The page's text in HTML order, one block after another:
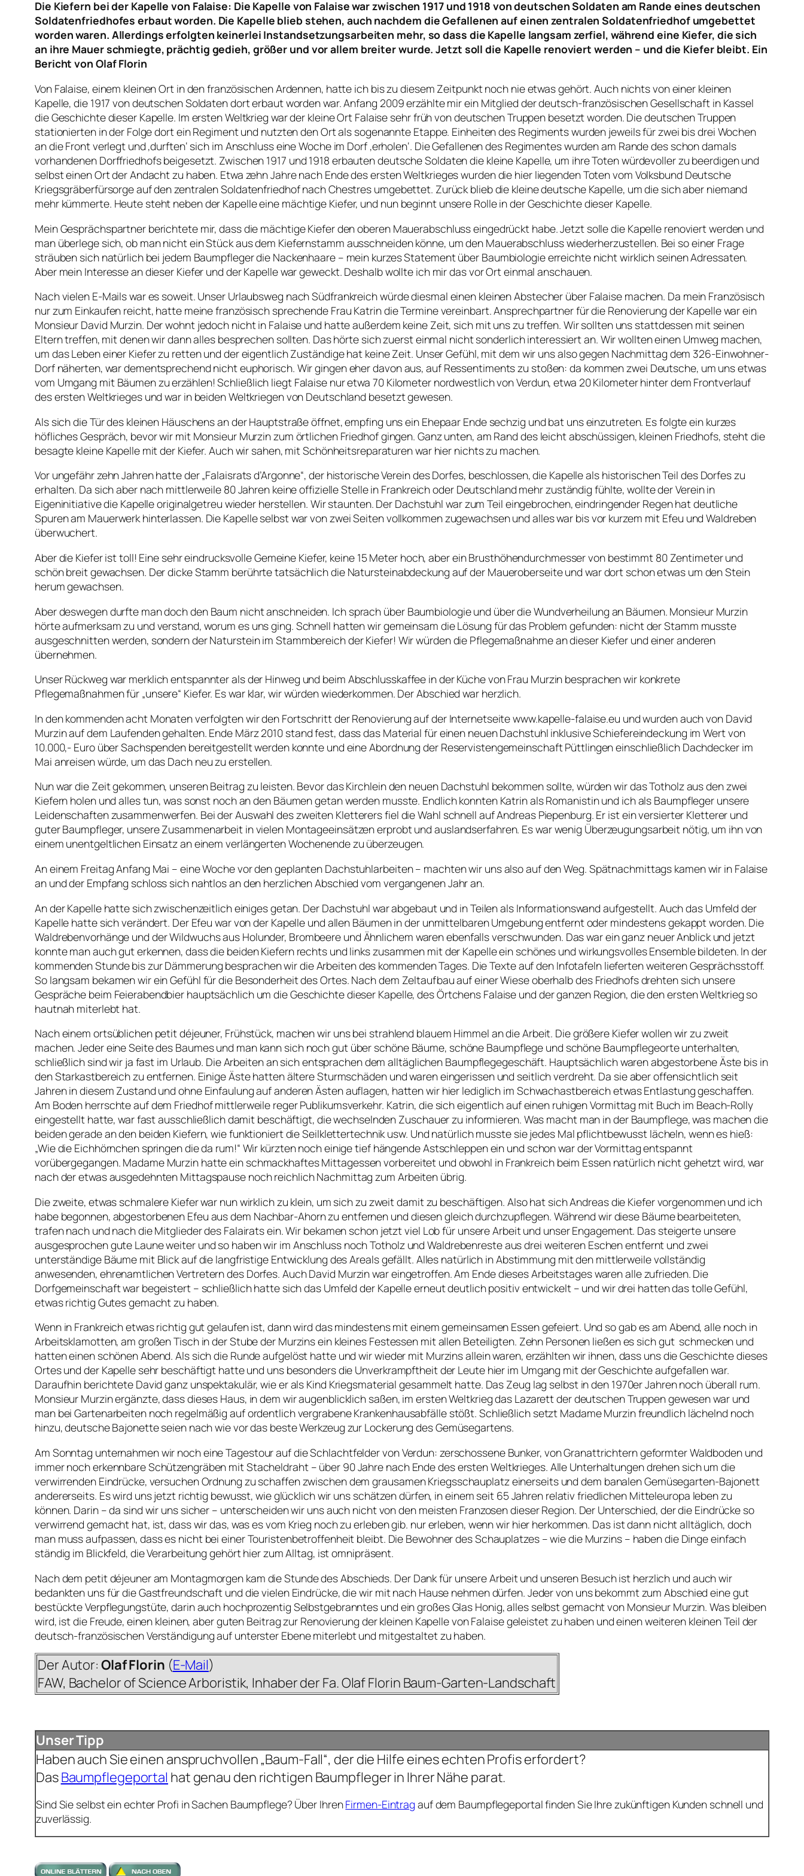
Die Kiefern bei der Kapelle von Falaise: Die Kapelle von Falaise war zwischen 1917 und 1918 von deutschen Soldaten am Rande eines deutschen
Soldatenfriedhofes erbaut worden. Die Kapelle blieb stehen, auch nachdem die Gefallenen auf einen zentralen Soldatenfriedhof umgebettet
worden waren. Allerdings erfolgten keinerlei Instandsetzungsarbeiten mehr, so dass die Kapelle langsam zerfiel, während eine Kiefer, die sich
an ihre Mauer schmiegte, prächtig gedieh, größer und vor allem breiter wurde. Jetzt soll die Kapelle renoviert werden – und die Kiefer bleibt. Ein
Bericht von Olaf Florin
Von Falaise, einem kleinen Ort in den französischen Ardennen, hatte ich bis zu diesem Zeitpunkt noch nie etwas gehört. Auch nichts von einer kleinen
Kapelle, die 1917 von deutschen Soldaten dort erbaut worden war. Anfang 2009 erzählte mir ein Mitglied der deutsch-französischen Gesellschaft in Kassel
die Geschichte dieser Kapelle. Im ersten Weltkrieg war der kleine Ort Falaise sehr früh von deutschen Truppen besetzt worden. Die deutschen Truppen
stationierten in der Folge dort ein Regiment und nutzten den Ort als sogenannte Etappe. Einheiten des Regiments wurden jeweils für zwei bis drei Wochen
an die Front verlegt und ‚durften‘ sich im Anschluss eine Woche im Dorf ‚erholen‘. Die Gefallenen des Regimentes wurden am Rande des schon damals
vorhandenen Dorffriedhofs beigesetzt. Zwischen 1917 und 1918 erbauten deutsche Soldaten die kleine Kapelle, um ihre Toten würdevoller zu beerdigen und
selbst einen Ort der Andacht zu haben. Etwa zehn Jahre nach Ende des ersten Weltkrieges wurden die hier liegenden Toten vom Volksbund Deutsche
Kriegsgräberfürsorge auf den zentralen Soldatenfriedhof nach Chestres umgebettet. Zurück blieb die kleine deutsche Kapelle, um die sich aber niemand
mehr kümmerte. Heute steht neben der Kapelle eine mächtige Kiefer, und nun beginnt unsere Rolle in der Geschichte dieser Kapelle.
Mein Gesprächspartner berichtete mir, dass die mächtige Kiefer den oberen Mauerabschluss eingedrückt habe. Jetzt solle die Kapelle renoviert werden und
man überlege sich, ob man nicht ein Stück aus dem Kiefernstamm ausschneiden könne, um den Mauerabschluss wiederherzustellen. Bei so einer Frage
sträuben sich natürlich bei jedem Baumpfleger die Nackenhaare – mein kurzes Statement über Baumbiologie erreichte nicht wirklich seinen Adressaten.
Aber mein Interesse an dieser Kiefer und der Kapelle war geweckt. Deshalb wollte ich mir das vor Ort einmal anschauen.
Nach vielen E-Mails war es soweit. Unser Urlaubsweg nach Südfrankreich würde diesmal einen kleinen Abstecher über Falaise machen. Da mein Französisch
nur zum Einkaufen reicht, hatte meine französisch sprechende Frau Katrin die Termine vereinbart. Ansprechpartner für die Renovierung der Kapelle war ein
Monsieur David Murzin. Der wohnt jedoch nicht in Falaise und hatte außerdem keine Zeit, sich mit uns zu treffen. Wir sollten uns stattdessen mit seinen
Eltern treffen, mit denen wir dann alles besprechen sollten. Das hörte sich zuerst einmal nicht sonderlich interessiert an. Wir wollten einen Umweg machen,
um das Leben einer Kiefer zu retten und der eigentlich Zuständige hat keine Zeit. Unser Gefühl, mit dem wir uns also gegen Nachmittag dem 326-Einwohner-
Dorf näherten, war dementsprechend nicht euphorisch. Wir gingen eher davon aus, auf Ressentiments zu stoßen: da kommen zwei Deutsche, um uns etwas
vom Umgang mit Bäumen zu erzählen! Schließlich liegt Falaise nur etwa 70 Kilometer nordwestlich von Verdun, etwa 20 Kilometer hinter dem Frontverlauf
des ersten Weltkrieges und war in beiden Weltkriegen von Deutschland besetzt gewesen.
Als sich die Tür des kleinen Häuschens an der Hauptstraße öffnet, empfing uns ein Ehepaar Ende sechzig und bat uns einzutreten. Es folgte ein kurzes
höfliches Gespräch, bevor wir mit Monsieur Murzin zum örtlichen Friedhof gingen. Ganz unten, am Rand des leicht abschüssigen, kleinen Friedhofs, steht die
besagte kleine Kapelle mit der Kiefer. Auch wir sahen, mit Schönheitsreparaturen war hier nichts zu machen.
Vor ungefähr zehn Jahren hatte der „Falaisrats d’Argonne“, der historische Verein des Dorfes, beschlossen, die Kapelle als historischen Teil des Dorfes zu
erhalten. Da sich aber nach mittlerweile 80 Jahren keine offizielle Stelle in Frankreich oder Deutschland mehr zuständig fühlte, wollte der Verein in
Eigeninitiative die Kapelle originalgetreu wieder herstellen. Wir staunten. Der Dachstuhl war zum Teil eingebrochen, eindringender Regen hat deutliche
Spuren am Mauerwerk hinterlassen. Die Kapelle selbst war von zwei Seiten vollkommen zugewachsen und alles war bis vor kurzem mit Efeu und Waldreben
überwuchert.
Aber die Kiefer ist toll! Eine sehr eindrucksvolle Gemeine Kiefer, keine 15 Meter hoch, aber ein Brusthöhendurchmesser von bestimmt 80 Zentimeter und
schön breit gewachsen. Der dicke Stamm berührte tatsächlich die Natursteinabdeckung auf der Maueroberseite und war dort schon etwas um den Stein
herum gewachsen.
Aber deswegen durfte man doch den Baum nicht anschneiden. Ich sprach über Baumbiologie und über die Wundverheilung an Bäumen. Monsieur Murzin
hörte aufmerksam zu und verstand, worum es uns ging. Schnell hatten wir gemeinsam die Lösung für das Problem gefunden: nicht der Stamm musste
ausgeschnitten werden, sondern der Naturstein im Stammbereich der Kiefer! Wir würden die Pflegemaßnahme an dieser Kiefer und einer anderen
übernehmen.
Unser Rückweg war merklich entspannter als der Hinweg und beim Abschlusskaffee in der Küche von Frau Murzin besprachen wir konkrete
Pflegemaßnahmen für „unsere“ Kiefer. Es war klar, wir würden wiederkommen. Der Abschied war herzlich.
In den kommenden acht Monaten verfolgten wir den Fortschritt der Renovierung auf der Internetseite www.kapelle-falaise.eu und wurden auch von David
Murzin auf dem Laufenden gehalten. Ende März 2010 stand fest, dass das Material für einen neuen Dachstuhl inklusive Schiefereindeckung im Wert von
10.000,- Euro über Sachspenden bereitgestellt werden konnte und eine Abordnung der Reservistengemeinschaft Püttlingen einschließlich Dachdecker im
Mai anreisen würde, um das Dach neu zu erstellen.
Nun war die Zeit gekommen, unseren Beitrag zu leisten. Bevor das Kirchlein den neuen Dachstuhl bekommen sollte, würden wir das Totholz aus den zwei
Kiefern holen und alles tun, was sonst noch an den Bäumen getan werden musste. Endlich konnten Katrin als Romanistin und ich als Baumpfleger unsere
Leidenschaften zusammenwerfen. Bei der Auswahl des zweiten Kletterers fiel die Wahl schnell auf Andreas Piepenburg. Er ist ein versierter Kletterer und
guter Baumpfleger, unsere Zusammenarbeit in vielen Montageeinsätzen erprobt und auslandserfahren. Es war wenig Überzeugungsarbeit nötig, um ihn von
einem unentgeltlichen Einsatz an einem verlängerten Wochenende zu überzeugen.
An einem Freitag Anfang Mai – eine Woche vor den geplanten Dachstuhlarbeiten – machten wir uns also auf den Weg. Spätnachmittags kamen wir in Falaise
an und der Empfang schloss sich nahtlos an den herzlichen Abschied vom vergangenen Jahr an.
An der Kapelle hatte sich zwischenzeitlich einiges getan. Der Dachstuhl war abgebaut und in Teilen als Informationswand aufgestellt. Auch das Umfeld der
Kapelle hatte sich verändert. Der Efeu war von der Kapelle und allen Bäumen in der unmittelbaren Umgebung entfernt oder mindestens gekappt worden. Die
Waldrebenvorhänge und der Wildwuchs aus Holunder, Brombeere und Ähnlichem waren ebenfalls verschwunden. Das war ein ganz neuer Anblick und jetzt
konnte man auch gut erkennen, dass die beiden Kiefern rechts und links zusammen mit der Kapelle ein schönes und wirkungsvolles Ensemble bildeten. In der
kommenden Stunde bis zur Dämmerung besprachen wir die Arbeiten des kommenden Tages. Die Texte auf den Infotafeln lieferten weiteren Gesprächsstoff.
So langsam bekamen wir ein Gefühl für die Besonderheit des Ortes. Nach dem Zeltaufbau auf einer Wiese oberhalb des Friedhofs drehten sich unsere
Gespräche beim Feierabendbier hauptsächlich um die Geschichte dieser Kapelle, des Örtchens Falaise und der ganzen Region, die den ersten Weltkrieg so
hautnah miterlebt hat.
Nach einem ortsüblichen petit déjeuner, Frühstück, machen wir uns bei strahlend blauem Himmel an die Arbeit. Die größere Kiefer wollen wir zu zweit
machen. Jeder eine Seite des Baumes und man kann sich noch gut über schöne Bäume, schöne Baumpflege und schöne Baumpflegeorte unterhalten,
schließlich sind wir ja fast im Urlaub. Die Arbeiten an sich entsprachen dem alltäglichen Baumpflegegeschäft. Hauptsächlich waren abgestorbene Äste bis in
den Starkastbereich zu entfernen. Einige Äste hatten ältere Sturmschäden und waren eingerissen und seitlich verdreht. Da sie aber offensichtlich seit
Jahren in diesem Zustand und ohne Einfaulung auf anderen Ästen auflagen, hatten wir hier lediglich im Schwachastbereich etwas Entlastung geschaffen.
Am Boden herrschte auf dem Friedhof mittlerweile reger Publikumsverkehr. Katrin, die sich eigentlich auf einen ruhigen Vormittag mit Buch im Beach-Rolly
eingestellt hatte, war fast ausschließlich damit beschäftigt, die wechselnden Zuschauer zu informieren. Was macht man in der Baumpflege, was machen die
beiden gerade an den beiden Kiefern, wie funktioniert die Seilklettertechnik usw. Und natürlich musste sie jedes Mal pflichtbewusst lächeln, wenn es hieß:
„Wie die Eichhörnchen springen die da rum!“ Wir kürzten noch einige tief hängende Astschleppen ein und schon war der Vormittag entspannt
vorübergegangen. Madame Murzin hatte ein schmackhaftes Mittagessen vorbereitet und obwohl in Frankreich beim Essen natürlich nicht gehetzt wird, war
nach der etwas ausgedehnten Mittagspause noch reichlich Nachmittag zum Arbeiten übrig.
Die zweite, etwas schmalere Kiefer war nun wirklich zu klein, um sich zu zweit damit zu beschäftigen. Also hat sich Andreas die Kiefer vorgenommen und ich
habe begonnen, abgestorbenen Efeu aus dem Nachbar-Ahorn zu entfernen und diesen gleich durchzupflegen. Während wir diese Bäume bearbeiteten,
trafen nach und nach die Mitglieder des Falairats ein. Wir bekamen schon jetzt viel Lob für unsere Arbeit und unser Engagement. Das steigerte unsere
ausgesprochen gute Laune weiter und so haben wir im Anschluss noch Totholz und Waldrebenreste aus drei weiteren Eschen entfernt und zwei
unterständige Bäume mit Blick auf die langfristige Entwicklung des Areals gefällt. Alles natürlich in Abstimmung mit den mittlerweile vollständig
anwesenden, ehrenamtlichen Vertretern des Dorfes. Auch David Murzin war eingetroffen. Am Ende dieses Arbeitstages waren alle zufrieden. Die
Dorfgemeinschaft war begeistert – schließlich hatte sich das Umfeld der Kapelle erneut deutlich positiv entwickelt – und wir drei hatten das tolle Gefühl,
etwas richtig Gutes gemacht zu haben.
Wenn in Frankreich etwas richtig gut gelaufen ist, dann wird das mindestens mit einem gemeinsamen Essen gefeiert. Und so gab es am Abend, alle noch in
Arbeitsklamotten, am großen Tisch in der Stube der Murzins ein kleines Festessen mit allen Beteiligten. Zehn Personen ließen es sich gut schmecken und
hatten einen schönen Abend. Als sich die Runde aufgelöst hatte und wir wieder mit Murzins allein waren, erzählten wir ihnen, dass uns die Geschichte dieses
Ortes und der Kapelle sehr beschäftigt hatte und uns besonders die Unverkrampftheit der Leute hier im Umgang mit der Geschichte aufgefallen war.
Daraufhin berichtete David ganz unspektakulär, wie er als Kind Kriegsmaterial gesammelt hatte. Das Zeug lag selbst in den 1970er Jahren noch überall rum.
Monsieur Murzin ergänzte, dass dieses Haus, in dem wir augenblicklich saßen, im ersten Weltkrieg das Lazarett der deutschen Truppen gewesen war und
man bei Gartenarbeiten noch regelmäßig auf ordentlich vergrabene Krankenhausabfälle stößt. Schließlich setzt Madame Murzin freundlich lächelnd noch
hinzu, deutsche Bajonette seien nach wie vor das beste Werkzeug zur Lockerung des Gemüsegartens.
Am Sonntag unternahmen wir noch eine Tagestour auf die Schlachtfelder von Verdun: zerschossene Bunker, von Granattrichtern geformter Waldboden und
immer noch erkennbare Schützengräben mit Stacheldraht – über 90 Jahre nach Ende des ersten Weltkrieges. Alle Unterhaltungen drehen sich um die
verwirrenden Eindrücke, versuchen Ordnung zu schaffen zwischen dem grausamen Kriegsschauplatz einerseits und dem banalen Gemüsegarten-Bajonett
andererseits. Es wird uns jetzt richtig bewusst, wie glücklich wir uns schätzen dürfen, in einem seit 65 Jahren relativ friedlichen Mitteleuropa leben zu
können. Darin – da sind wir uns sicher – unterscheiden wir uns auch nicht von den meisten Franzosen dieser Region. Der Unterschied, der die Eindrücke so
verwirrend gemacht hat, ist, dass wir das, was es vom Krieg noch zu erleben gib. nur erleben, wenn wir hier herkommen. Das ist dann nicht alltäglich, doch
man muss aufpassen, dass es nicht bei einer Touristenbetroffenheit bleibt. Die Bewohner des Schauplatzes – wie die Murzins – haben die Dinge einfach
ständig im Blickfeld, die Verarbeitung gehört hier zum Alltag, ist omnipräsent.
Nach dem petit déjeuner am Montagmorgen kam die Stunde des Abschieds. Der Dank für unsere Arbeit und unseren Besuch ist herzlich und auch wir
bedankten uns für die Gastfreundschaft und die vielen Eindrücke, die wir mit nach Hause nehmen dürfen. Jeder von uns bekommt zum Abschied eine gut
bestückte Verpflegungstüte, darin auch hochprozentig Selbstgebranntes und ein großes Glas Honig, alles selbst gemacht von Monsieur Murzin. Was bleiben
wird, ist die Freude, einen kleinen, aber guten Beitrag zur Renovierung der kleinen Kapelle von Falaise geleistet zu haben und einen weiteren kleinen Teil der
deutsch-französischen Verständigung auf unterster Ebene miterlebt und mitgestaltet zu haben.
Der Autor: Olaf Florin (E-Mail)
FAW, Bachelor of Science Arboristik, Inhaber der Fa. Olaf Florin Baum-Garten-Landschaft
Unser Tipp
Haben auch Sie einen anspruchvollen „Baum-Fall“, der die Hilfe eines echten Profis erfordert?
DasBaumpflegeportal hat genau den richtigen Baumpfleger in Ihrer Nähe parat.
Sind Sie selbst ein echter Profi in Sachen Baumpflege? Über IhrenFirmen-Eintrag auf dem Baumpflegeportal finden Sie Ihre zukünftigen Kunden schnell und
zuverlässig.